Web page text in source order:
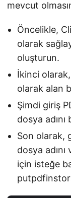
mevcut
Öncelikle,
olarak
oluşturun.
İkinci
olarak alan
Şimdi giriş
dosya adını
Son olarak,
dosya
için isteğe